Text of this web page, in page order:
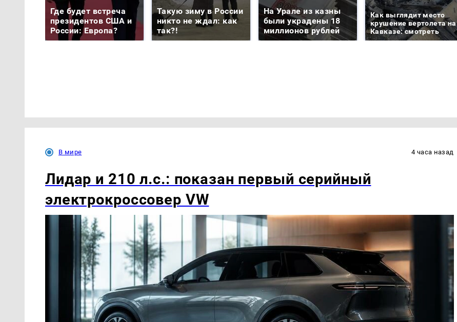
Где будет встреча
президентов США и
России: Европа?
Такую зиму в России
никто не ждал: как
так?!
На Урале из казны
были украдены 18
миллионов рублей
Как выглядит место
крушение вертолета на
Кавказе: смотреть
В мире 4 часа назад
Лидар и 210 л.с.: показан первый серийный
электрокроссовер VW